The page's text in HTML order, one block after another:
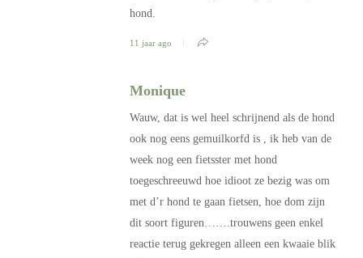
hond.
11 jaar ago
Monique
Wauw, dat is wel heel schrijnend als de hond
ook nog eens gemuilkorfd is , ik heb van de
week nog een fietsster met hond
toegeschreeuwd hoe idioot ze bezig was om
met d’r hond te gaan fietsen, hoe dom zijn
dit soort figuren…….trouwens geen enkel
reactie terug gekregen alleen een kwaaie blik